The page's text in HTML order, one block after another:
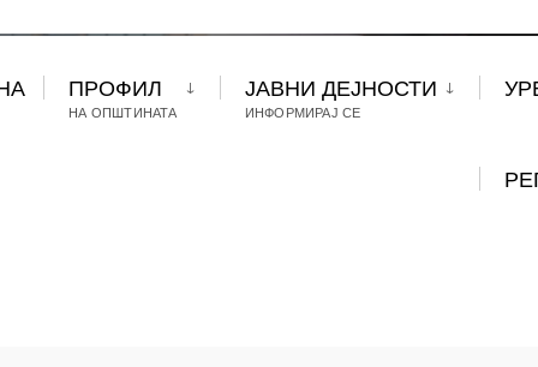
ПРОФИЛ
НА ОПШТИНАТА
ЈАВНИ ДЕЈНОСТИ
ИНФОРМИРАЈ СЕ